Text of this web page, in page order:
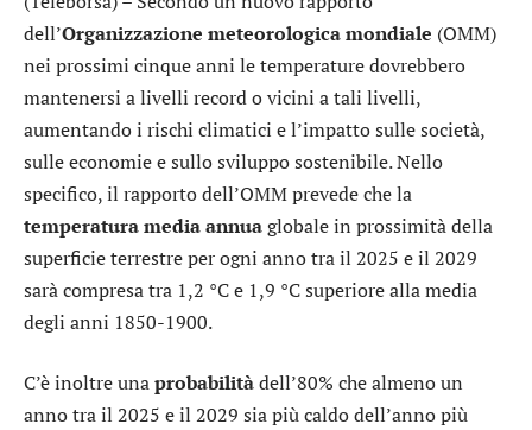
dell’Organizzazione meteorologica mondiale (OMM)
nei prossimi cinque anni le temperature dovrebbero
mantenersi a livelli record o vicini a tali livelli,
aumentando i rischi climatici e l’impatto sulle società,
sulle economie e sullo sviluppo sostenibile. Nello
specifico, il rapporto dell’OMM prevede che la
temperaturamediaannuaglobale in prossimità della
superficie terrestre per ogni anno tra il 2025 e il 2029
sarà compresa tra 1,2 °C e 1,9 °C superiore alla media
degli anni 1850-1900.
C’è inoltre unaprobabilitàdell’80% che almeno un
anno tra il 2025 e il 2029 sia più caldo dell’anno più